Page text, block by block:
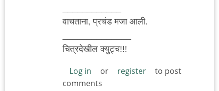
वाचताना, प्रचंड मजा आली.
चित्रदेखील क्युट्च!!!
Log in or register
to post
comments